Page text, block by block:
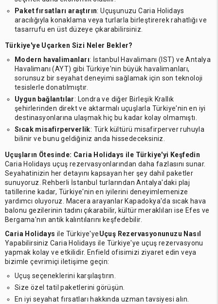
Paket fırsatları araştırın: Uçuşunuzu Caria Holidays
aracılığıyla konaklama veya turlarla birleştirerek rahatlığı ve
tasarrufu en üst düzeye çıkarabilirsiniz.
Türkiye'ye Uçarken Sizi Neler Bekler?
Modern havalimanları: İstanbul Havalimanı (IST) ve Antalya
Havalimanı (AYT) gibi Türkiye'nin büyük havalimanları,
sorunsuz bir seyahat deneyimi sağlamak için son teknoloji
tesislerle donatılmıştır.
Uygun bağlantılar: Londra ve diğer Birleşik Krallık
şehirlerinden direkt ve aktarmalı uçuşlarla Türkiye'nin en iyi
destinasyonlarına ulaşmak hiç bu kadar kolay olmamıştı.
Sıcak misafirperverlik: Türk kültürü misafirperver ruhuyla
bilinir ve bunu geldiğiniz anda hissedeceksiniz.
Uçuşların Ötesinde: Caria Holidays ile Türkiye'yi Keşfedin
Caria Holidays uçuş rezervasyonlarından daha fazlasını sunar.
Seyahatinizin her detayını kapsayan her şey dahil paketler
sunuyoruz. Rehberli İstanbul turlarından Antalya'daki plaj
tatillerine kadar, Türkiye'nin en iyilerini deneyimlemenize
yardımcı oluyoruz. Macera arayanlar Kapadokya'da sıcak hava
balonu gezilerinin tadını çıkarabilir, kültür meraklıları ise Efes ve
Bergama'nın antik kalıntılarını keşfedebilir.
Caria Holidays ile Türkiye'yeUçuş Rezervasyonunuzu Nasıl
Yapabilirsiniz Caria Holidays ile Türkiye'ye uçuş rezervasyonu
yapmak kolay ve etkilidir. Enfield ofisimizi ziyaret edin veya
bizimle çevrimiçi iletişime geçin:
Uçuş seçeneklerini karşılaştırın.
Size özel tatil paketlerini görüşün.
En iyi seyahat fırsatları hakkında uzman tavsiyesi alın.